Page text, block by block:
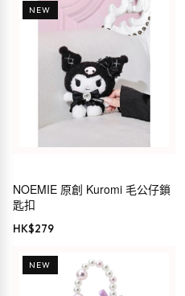
NEW
NOEMIE 原創 Kuromi 毛公仔鎖
匙扣
HK$279
NEW